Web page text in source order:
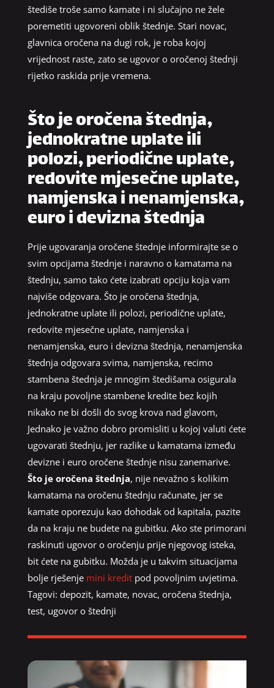
štediše troše samo kamate i ni slučajno ne žele
poremetiti ugovoreni oblik štednje. Stari novac,
glavnica oročena na dugi rok, je roba kojoj
vrijednost raste, zato se ugovor o oročenoj štednji
rijetko raskida prije vremena.
Što je oročena štednja,
jednokratne uplate ili
polozi, periodične uplate,
redovite mjesečne uplate,
namjenska i nenamjenska,
euro i devizna štednja
Prije ugovaranja oročene štednje informirajte se o
svim opcijama štednje i naravno o kamatama na
štednju, samo tako ćete izabrati opciju koja vam
najviše odgovara. Što je oročena štednja,
jednokratne uplate ili polozi, periodične uplate,
redovite mjesečne uplate, namjenska i
nenamjenska, euro i devizna štednja, nenamjenska
štednja odgovara svima, namjenska, recimo
stambena štednja je mnogim štedišama osigurala
na kraju povoljne stambene kredite bez kojih
nikako ne bi došli do svog krova nad glavom,
Jednako je važno dobro promisliti u kojoj valuti ćete
ugovarati štednju, jer razlike u kamatama između
devizne i euro oročene štednje nisu zanemarive.
Što je oročena štednja, nije nevažno s kolikim
kamatama na oročenu štednju računate, jer se
kamate oporezuju kao dohodak od kapitala, pazite
da na kraju ne budete na gubitku. Ako ste primorani
raskinuti ugovor o oročenju prije njegovog isteka,
bit ćete na gubitku. Možda je u takvim situacijama
bolje rješenje mini kreditpod povoljnim uvjetima.
Tagovi: depozit, kamate, novac, oročena štednja,
test, ugovor o štednji